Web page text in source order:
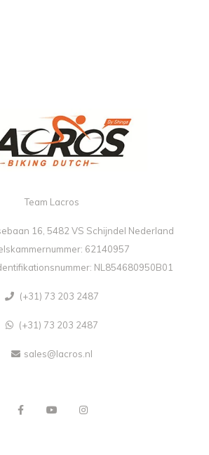
Team Lacros
16, 5482 VS Schijndel Nederland
62140957
NL854680950B01
(+31) 73 203 2487
(+31) 73 203 2487
sales@lacros.nl